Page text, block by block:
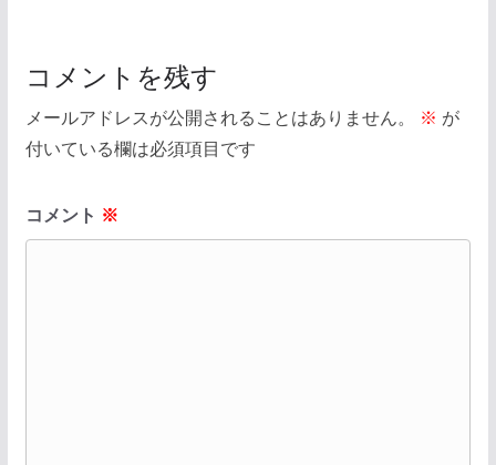
コメントを残す
メールアドレスが公開されることはありません。 ※ が
付いている欄は必須項目です
コメント ※